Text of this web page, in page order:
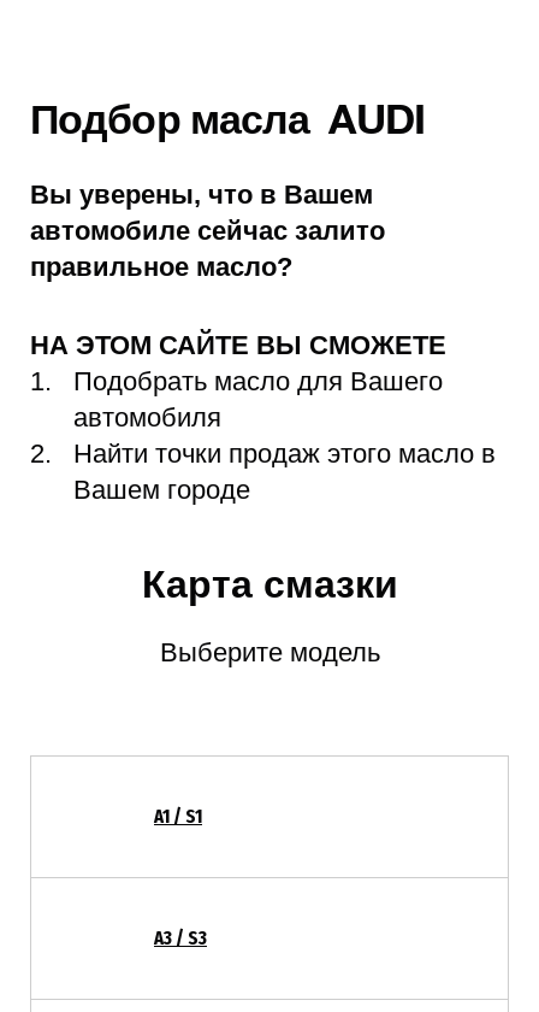
Подбор масла AUDI
Вы уверены, что в Вашем
автомобиле сейчас залито
правильное масло?
НА ЭТОМ САЙТЕ ВЫ СМОЖЕТЕ
Подобрать масло для Вашего
автомобиля
Найти точки продаж этого масло в
Вашем городе
Карта смазки
Выберите модель
A1 / S1
A3 / S3